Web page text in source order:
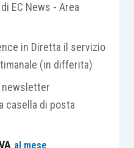
capo ad una ditta
di imposta 2006 e
a tassazione gli
dinanzi alla
EC News - Area
in Diretta il servizio
(in differita)
newsletter
casella di posta
al mese